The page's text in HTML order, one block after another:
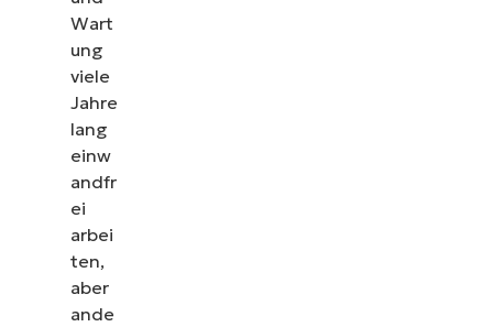
Wart
ung
viele
Jahre
lang
einw
andfr
ei
arbei
ten,
aber
ande